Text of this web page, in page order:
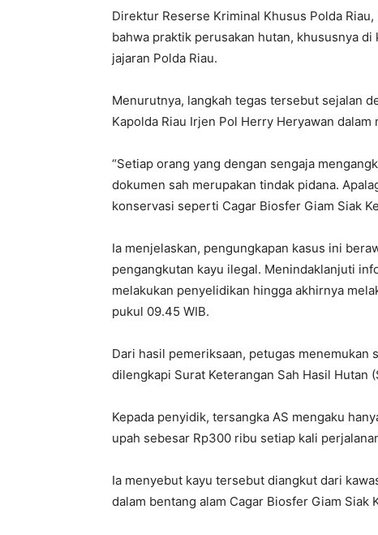
Direktur Reserse Kriminal Khusus Polda
bahwa praktik perusakan hutan, khususnya
jajaran Polda Riau.
Menurutnya, langkah tegas tersebut sejalan
Kapolda Riau Irjen Pol Herry Heryawan
“Setiap orang yang dengan sengaja
dokumen sah merupakan tindak pidana.
konservasi seperti Cagar Biosfer Giam Siak
Ia menjelaskan, pengungkapan kasus ini
pengangkutan kayu ilegal. Menindaklanjuti
melakukan penyelidikan hingga akhirnya
pukul 09.45 WIB.
Dari hasil pemeriksaan, petugas menemukan
dilengkapi Surat Keterangan Sah Hasil Hutan
Kepada penyidik, tersangka AS mengaku
upah sebesar Rp300 ribu setiap kali
Ia menyebut kayu tersebut diangkut dari
dalam bentang alam Cagar Biosfer Giam Siak